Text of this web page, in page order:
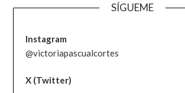
SÍGUEME
Instagram
@victoriapascualcortes
X (Twitter)